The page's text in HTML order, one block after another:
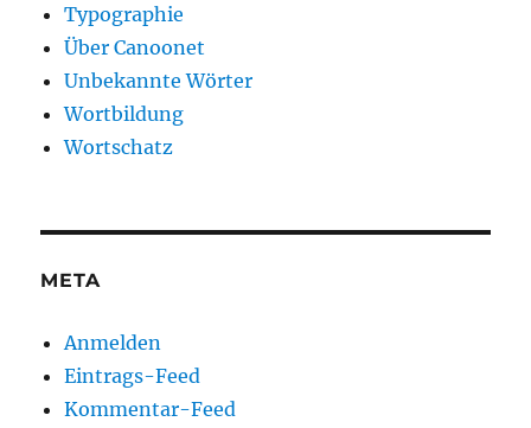
Typographie
Über Canoonet
Unbekannte Wörter
Wortbildung
Wortschatz
META
Anmelden
Eintrags-Feed
Kommentar-Feed